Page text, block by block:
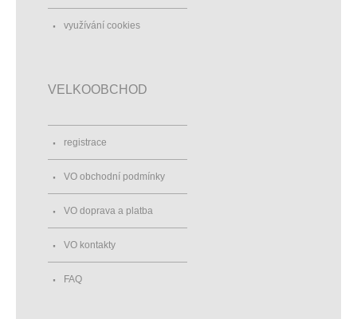
využívání cookies
VELKOOBCHOD
registrace
VO obchodní podmínky
VO doprava a platba
VO kontakty
FAQ